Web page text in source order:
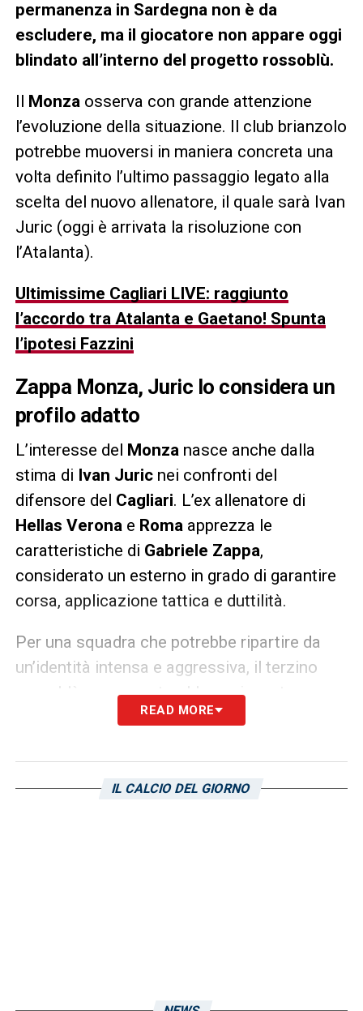
permanenza in Sardegna non è da
escludere, ma il giocatore non appare oggi
blindato all’interno del progetto rossoblù.
Il Monzaosserva con grande attenzione
l’evoluzione della situazione. Il club brianzolo
potrebbe muoversi in maniera concreta una
volta definito l’ultimo passaggio legato alla
scelta del nuovo allenatore, il quale sarà Ivan
Juric (oggi è arrivata la risoluzione con
l’Atalanta).
Ultimissime Cagliari LIVE: raggiunto
l’accordo tra Atalanta e Gaetano! Spunta
l’ipotesi Fazzini
Zappa Monza, Juric lo considera un
profilo adatto
L’interesse del Monzanasce anche dalla
stima di Ivan Juricnei confronti del
difensore del Cagliari. L’ex allenatore di
Hellas Veronae Romaapprezza le
caratteristiche di Gabriele Zappa,
considerato un esterno in grado di garantire
corsa, applicazione tattica e duttilità.
Per una squadra che potrebbe ripartire da
un’identità intensa e aggressiva, il terzino
rossoblù rappresenterebbe un innesto
ha spesso costruito le
agli esterni, chiamati a incidere in entrambe
le fasi di gioco. In questo senso, Zappa
READ MORE
IL CALCIO DEL GIORNO